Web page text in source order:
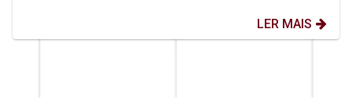
LER MAIS